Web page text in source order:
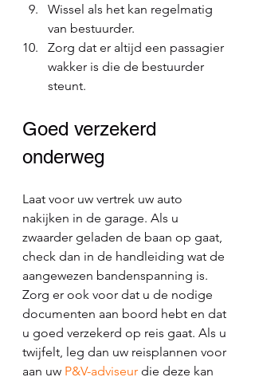
Wissel als het kan regelmatig
van bestuurder.
Zorg dat er altijd een passagier
wakker is die de bestuurder
steunt.
Goed verzekerd
onderweg
Laat voor uw vertrek uw auto
nakijken in de garage. Als u
zwaarder geladen de baan op gaat,
check dan in de handleiding wat de
aangewezen bandenspanning is.
Zorg er ook voor dat u de nodige
documenten aan boord hebt en dat
u goed verzekerd op reis gaat. Als u
twijfelt, leg dan uw reisplannen voor
aan uw P&V-adviseur die deze kan